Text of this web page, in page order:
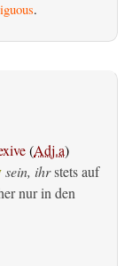
.
(Adj.a)
sein, ihrstets auf
nur in den